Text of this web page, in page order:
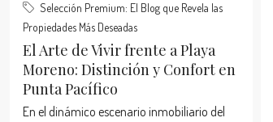
Selección Premium: El Blog que Revela las
Propiedades Más Deseadas
El Arte de Vivir frente a Playa
Moreno: Distinción y Confort en
Punta Pacífico
En el dinámico escenario inmobiliario del